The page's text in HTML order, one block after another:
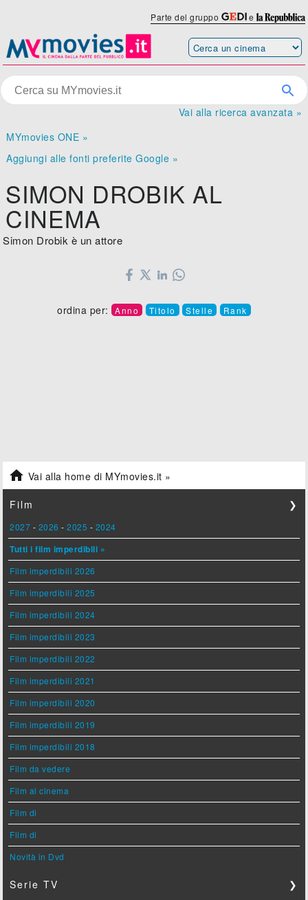
Parte del gruppo e
Vai alla ricerca avanzata »
MYmovies ONE »
Aggiungi alle fonti preferite Google »
SIMON DROBIK AL
CINEMA
Simon Drobik è un attore
ordina per: Anno Titolo Stelle Rank
 Vai alla home di MYmovies.it »
Film ❯
2027 - 2026 -2025 - 2024
Tutti i film imperdibili »
Film imperdibili 2026
Film imperdibili 2025
Film imperdibili 2024
Film imperdibili 2023
Film imperdibili 2022
Film imperdibili 2021
Film imperdibili 2020
Film imperdibili 2019
Film imperdibili 2018
Film da vedere
Film al cinema
Film di
Film di
Novità in Dvd
Serie TV ❯